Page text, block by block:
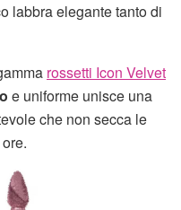
labbra elegante tanto di
rossetti Icon Velvet
e uniforme unisce una
che non secca le